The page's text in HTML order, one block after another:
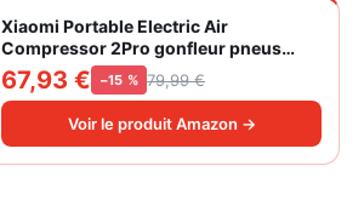
Xiaomi Portable Electric Air
Compressor 2Pro gonfleur pneus
voiture | ±1PSI Contrôle pression
pneus, 45s gonflage rapide, batterie
longue durée, avec éclairage, grand
cylindre à air 27 mm
67,93 € −15 % 79,99 €
Voir le produit Amazon →